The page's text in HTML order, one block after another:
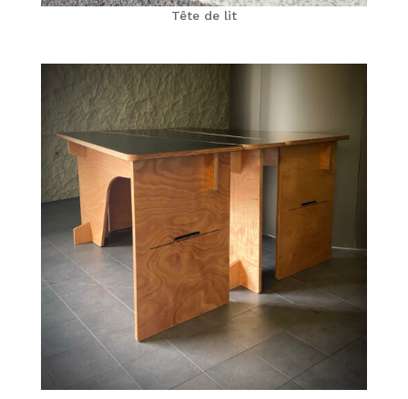
Tête de lit